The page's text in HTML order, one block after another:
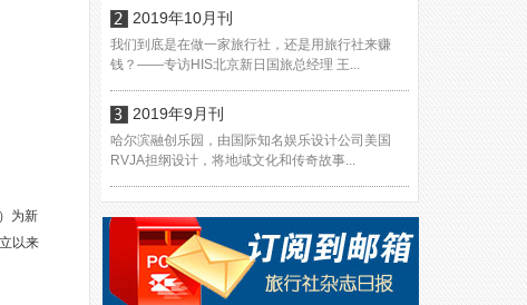
为新
以来
2019年10月刊
我们到底是在做一家旅行社，还是用旅行社来赚
钱？——专访HIS北京新日国旅总经理 王...
2019年9月刊
哈尔滨融创乐园，由国际知名娱乐设计公司美国
RVJA担纲设计，将地域文化和传奇故事...